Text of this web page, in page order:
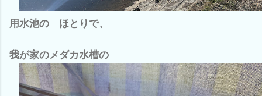
用水池の ほとりで、
我が家のメダカ水槽の